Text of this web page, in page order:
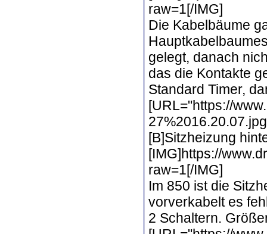
raw=1[/IMG]
Die Kabelbäume
gelegt, danach
das die Kontakte
Standard Timer,
[URL="https://
[B]Sitzheizung
[IMG]https://
raw=1[/IMG]
Im 850 ist die
vorverkabelt es
2 Schaltern.